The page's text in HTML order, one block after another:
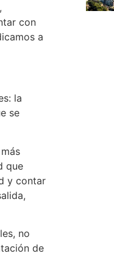
con
a
la
se
que
y contar
no
de